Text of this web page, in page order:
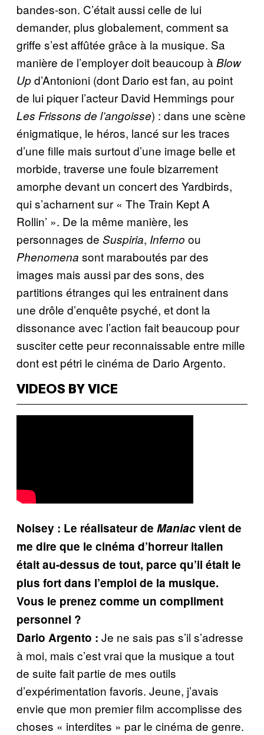
bandes-son. C’était aussi celle de lui
demander, plus globalement, comment sa
griffe s’est affûtée grâce à la musique. Sa
manière de l’employer doit beaucoup à Blow
Upd’Antonioni (dont Dario est fan, au point
de lui piquer l’acteur David Hemmings pour
Les Frissons de l’angoisse) : dans une scène
énigmatique, le héros, lancé sur les traces
d’une fille mais surtout d’une image belle et
morbide, traverse une foule bizarrement
amorphe devant un concert des Yardbirds,
qui s’acharnent sur « The Train Kept A
Rollin’ ». De la même manière, les
personnages de Suspiria, Inferno ou
Phenomena sont maraboutés par des
images mais aussi par des sons, des
partitions étranges qui les entrainent dans
une drôle d’enquête psyché, et dont la
dissonance avec l’action fait beaucoup pour
susciter cette peur reconnaissable entre mille
dont est pétri le cinéma de Dario Argento.
VIDEOS BY VICE
Noisey : Le réalisateur de Maniacvient de
me dire que le cinéma d’horreur italien
était au-dessus de tout, parce qu’il était le
plus fort dans l’emploi de la musique.
Vous le prenez comme un compliment
personnel ?
Dario Argento : Je ne sais pas s’il s’adresse
à moi, mais c’est vrai que la musique a tout
de suite fait partie de mes outils
d’expérimentation favoris. Jeune, j’avais
envie que mon premier film accomplisse des
choses « interdites » par le cinéma de genre.